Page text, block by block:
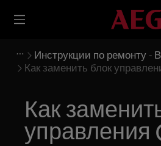
Инструкции по ремонту -
Как заменить блок
Как
управления